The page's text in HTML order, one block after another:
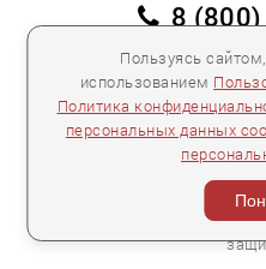
Пользуясь
использованием
Политика
персональных данных
8
заказать
пл. Победы,
Для спецификаций и
Выставленные на
публичной
Количество
2026